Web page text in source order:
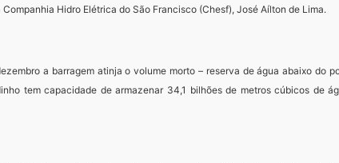
Hidro Elétrica do São Francisco (Chesf), José Aílton de Lima.
a barragem atinja o volume morto – reserva de água abaixo do
tem capacidade de armazenar 34,1 bilhões de metros cúbicos de